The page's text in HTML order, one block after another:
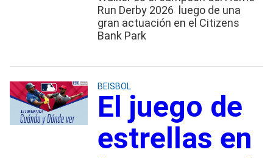
Run Derby 2026 luego de una
gran actuación en el Citizens
Bank Park
BEISBOL
El juego de
estrellas en